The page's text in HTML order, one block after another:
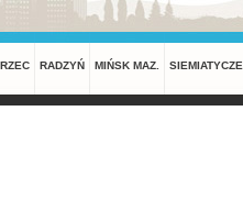
RADZYŃ MIŃSK MAZ. SIEMIATYCZE